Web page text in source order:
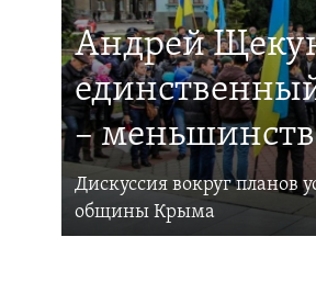
Андрей
–
Дискуссия вокруг планов
общины Крыма